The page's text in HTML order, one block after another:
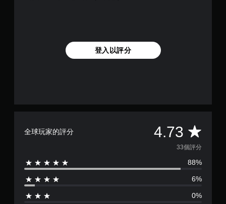
登入以評分
全球玩家的評分 4.73 平
均
評
分
33個評分
88%
6%
0%